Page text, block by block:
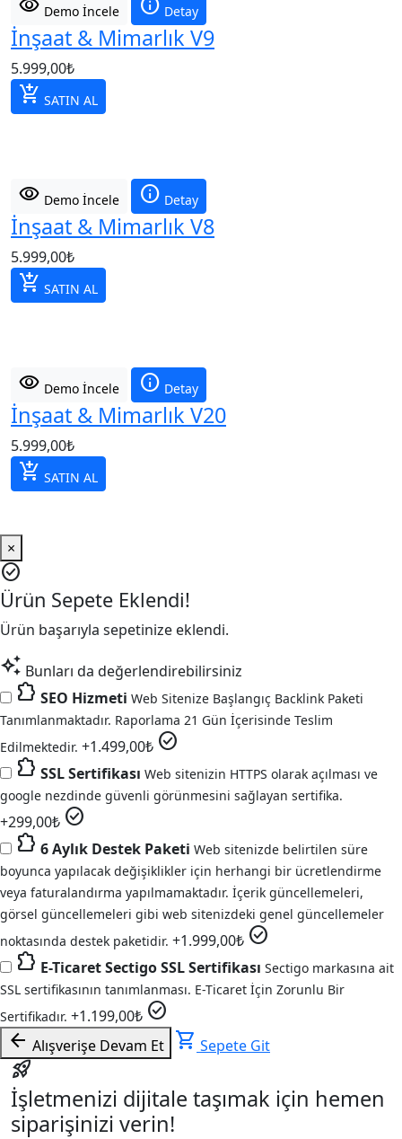
visibility Demo İncele info Detay
İnşaat & Mimarlık V9
5.999,00₺
add_shopping_cart SATIN AL
visibility Demo İncele info Detay
İnşaat & Mimarlık V8
5.999,00₺
add_shopping_cart SATIN AL
visibility Demo İncele info Detay
İnşaat & Mimarlık V20
5.999,00₺
add_shopping_cart SATIN AL
×
check_circle
Ürün Sepete Eklendi!
Ürün başarıyla sepetinize eklendi.
auto_awesome Bunları da değerlendirebilirsiniz
extension SEO Hizmeti Web Sitenize Başlangıç Backlink Paketi
Tanımlanmaktadır. Raporlama 21 Gün İçerisinde Teslim
Edilmektedir. +1.499,00₺ check_circle
extension SSL Sertifikası Web sitenizin HTTPS olarak açılması ve
google nezdinde güvenli görünmesini sağlayan sertifika.
+299,00₺ check_circle
extension 6 Aylık Destek Paketi Web sitenizde belirtilen süre
boyunca yapılacak değişiklikler için herhangi bir ücretlendirme
veya faturalandırma yapılmamaktadır. İçerik güncellemeleri,
görsel güncellemeleri gibi web sitenizdeki genel güncellemeler
noktasında destek paketidir. +1.999,00₺ check_circle
extension E-Ticaret Sectigo SSL Sertifikası Sectigo markasına ait
SSL sertifikasının tanımlanması. E-Ticaret İçin Zorunlu Bir
Sertifikadır. +1.199,00₺ check_circle
arrow_back Alışverişe Devam Et shopping_cart Sepete Git
rocket_launch
İşletmenizi dijitale taşımak için hemen
siparişinizi verin!